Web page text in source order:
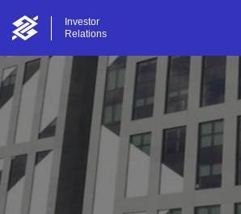
Investor
Relations